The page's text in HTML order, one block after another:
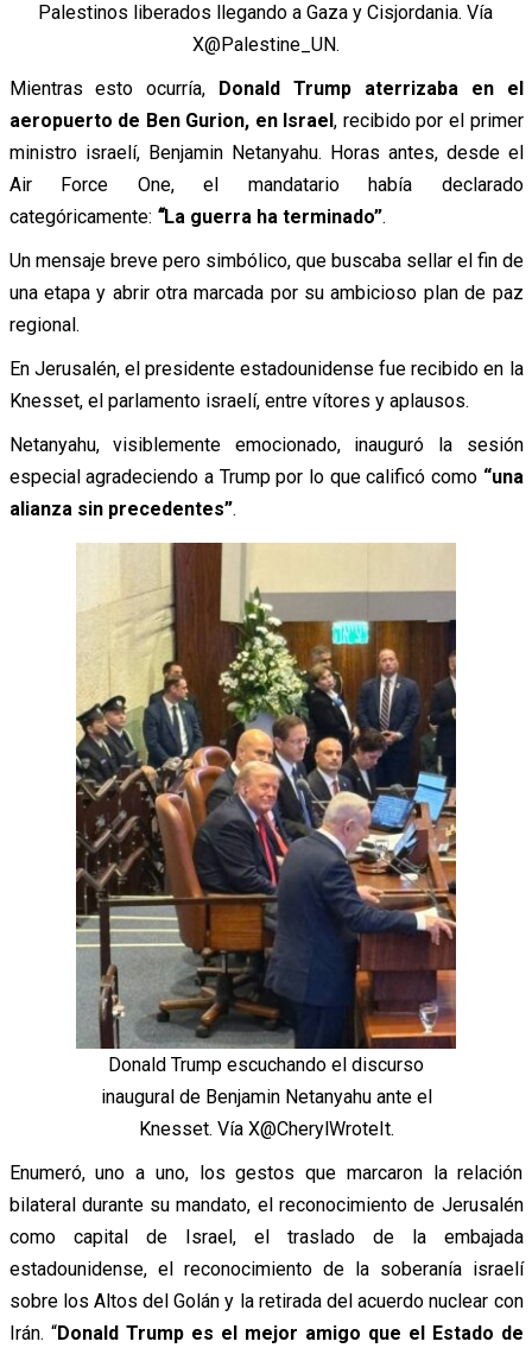
Palestinos liberados llegando a Gaza y Cisjordania. Vía
X@Palestine_UN.
Mientras esto ocurría, Donald Trump aterrizaba en el
aeropuerto de Ben Gurion, en Israel, recibido por el primer
ministro israelí, Benjamin Netanyahu. Horas antes, desde el
Air Force One, el mandatario había declarado
categóricamente: “La guerra ha terminado”.
Un mensaje breve pero simbólico, que buscaba sellar el fin de
una etapa y abrir otra marcada por su ambicioso plan de paz
regional.
En Jerusalén, el presidente estadounidense fue recibido en la
Knesset, el parlamento israelí, entre vítores y aplausos.
Netanyahu, visiblemente emocionado, inauguró la sesión
especial agradeciendo a Trump por lo que calificó como“una
alianza sin precedentes”.
Donald Trump escuchando el discurso
inaugural de Benjamin Netanyahu ante el
Knesset. Vía X@CherylWroteIt.
Enumeró, uno a uno, los gestos que marcaron la relación
bilateral durante su mandato, el reconocimiento de Jerusalén
como capital de Israel, el traslado de la embajada
estadounidense, el reconocimiento de la soberanía israelí
sobre los Altos del Golán y la retirada del acuerdo nuclear con
Irán. “Donald Trump es el mejor amigo que el Estado de